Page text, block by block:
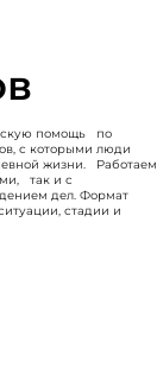
помощь по
с которыми люди
жизни. Работаем
так и с
дел. Формат
стадии и